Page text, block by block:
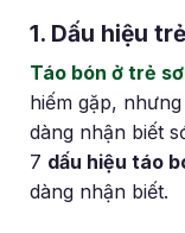
1. Dấu hiệu
Táo bón ở trẻ
hiếm gặp,
dàng nhận biết
7 dấu hiệu táo
dàng nhận biết.